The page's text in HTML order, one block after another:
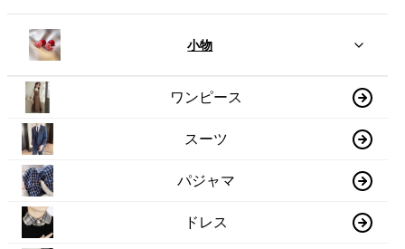
小物
ワンピース
スーツ
パジャマ
ドレス